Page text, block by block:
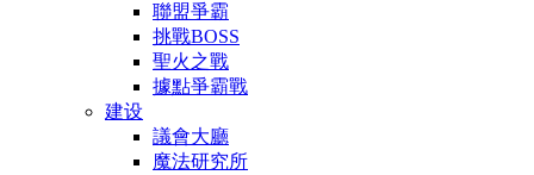
聯盟爭霸
挑戰BOSS
聖火之戰
據點爭霸戰
建设
議會大廳
魔法研究所